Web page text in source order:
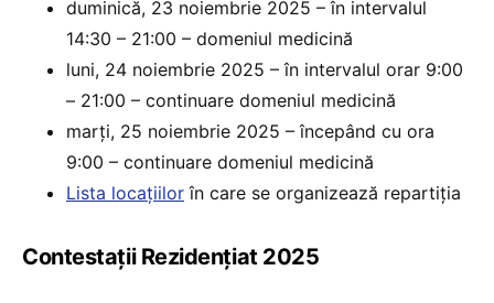
duminică, 23 noiembrie 2025 – în intervalul
14:30 – 21:00 – domeniul medicină
luni, 24 noiembrie 2025 – în intervalul orar 9:00
– 21:00 – continuare domeniul medicină
marți, 25 noiembrie 2025 – începând cu ora
9:00 – continuare domeniul medicină
Lista locațiilor în care se organizează repartiția
Contestații Rezidențiat 2025